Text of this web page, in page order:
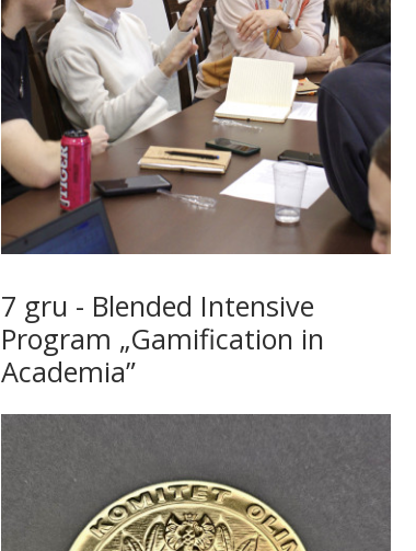
7 gru - Blended Intensive
Program „Gamification in
Academia”